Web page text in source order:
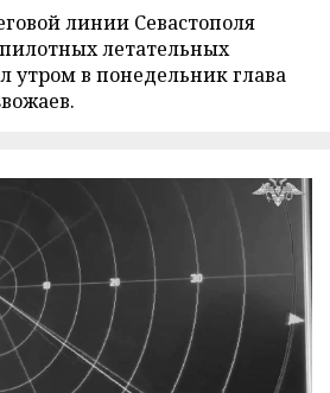
линии Севастополя
летательных
утром в понедельник глава